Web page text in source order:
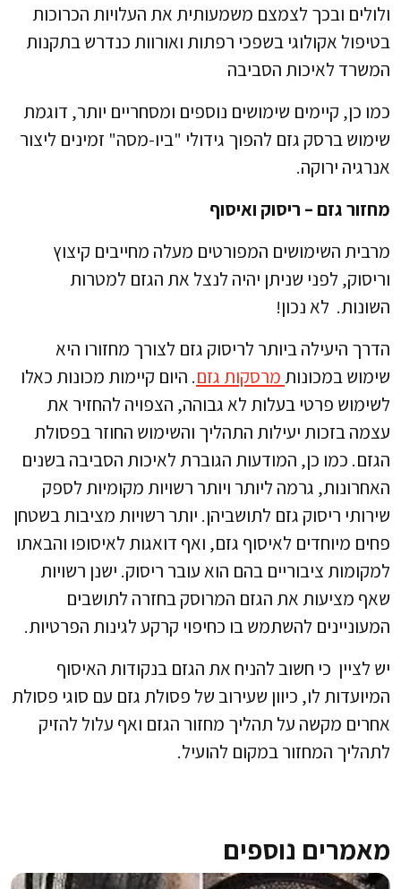
ולולים ובכך לצמצם משמעותית את העלויות הכרוכות
בטיפול אקולוגי בשפכי רפתות ואורוות כנדרש בתקנות
המשרד לאיכות הסביבה
כמו כן, קיימים שימושים נוספים ומסחריים יותר, דוגמת
שימוש ברסק גזם להפוך גידולי "ביו-מסה" זמינים ליצור
אנרגיה ירוקה.
מחזור גזם – ריסוק ואיסוף
מרבית השימושים המפורטים מעלה מחייבים קיצוץ
וריסוק, לפני שניתן יהיה לנצל את הגזם למטרות
השונות. לא נכון!
הדרך היעילה ביותר לריסוק גזם לצורך מחזורו היא
שימוש במכונות מרסקות גזם. היום קיימות מכונות כאלו
לשימוש פרטי בעלות לא גבוהה, הצפויה להחזיר את
עצמה בזכות יעילות התהליך והשימוש החוזר בפסולת
הגזם. כמו כן, המודעות הגוברת לאיכות הסביבה בשנים
האחרונות, גרמה ליותר ויותר רשויות מקומיות לספק
שירותי ריסוק גזם לתושביהן. יותר רשויות מציבות בשטחן
פחים מיוחדים לאיסוף גזם, ואף דואגות לאיסופו והבאתו
למקומות ציבוריים בהם הוא עובר ריסוק. ישנן רשויות
שאף מציעות את הגזם המרוסק בחזרה לתושבים
המעוניינים להשתמש בו כחיפוי קרקע לגינות הפרטיות.
יש לציין כי חשוב להניח את הגזם בנקודות האיסוף
המיועדות לו, כיוון שעירוב של פסולת גזם עם סוגי פסולת
אחרים מקשה על תהליך מחזור הגזם ואף עלול להזיק
לתהליך המחזור במקום להועיל.
מאמרים נוספים